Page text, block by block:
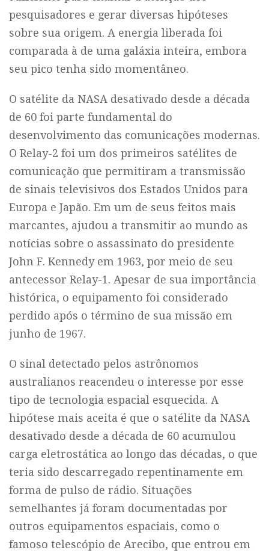
pesquisadores e gerar diversas hipóteses
sobre sua origem. A energia liberada foi
comparada à de uma galáxia inteira, embora
seu pico tenha sido momentâneo.
O satélite da NASA desativado desde a década
de 60 foi parte fundamental do
desenvolvimento das comunicações modernas.
O Relay-2 foi um dos primeiros satélites de
comunicação que permitiram a transmissão
de sinais televisivos dos Estados Unidos para
Europa e Japão. Em um de seus feitos mais
marcantes, ajudou a transmitir ao mundo as
notícias sobre o assassinato do presidente
John F. Kennedy em 1963, por meio de seu
antecessor Relay-1. Apesar de sua importância
histórica, o equipamento foi considerado
perdido após o término de sua missão em
junho de 1967.
O sinal detectado pelos astrônomos
australianos reacendeu o interesse por esse
tipo de tecnologia espacial esquecida. A
hipótese mais aceita é que o satélite da NASA
desativado desde a década de 60 acumulou
carga eletrostática ao longo das décadas, o que
teria sido descarregado repentinamente em
forma de pulso de rádio. Situações
semelhantes já foram documentadas por
outros equipamentos espaciais, como o
famoso telescópio de Arecibo, que entrou em